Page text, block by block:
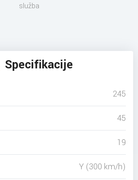
služba
Specifikacije
245
45
19
Y (300 km/h)